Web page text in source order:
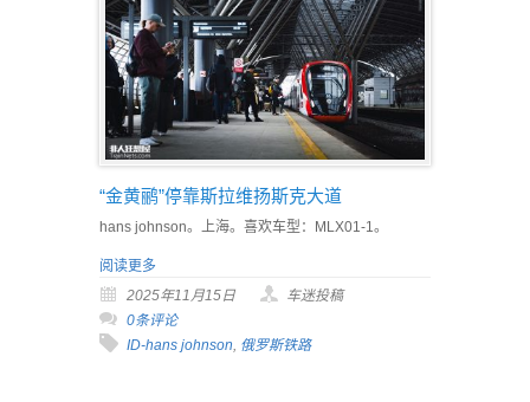
“金黄鹂”停靠斯拉维扬斯克大道
hans johnson。上海。喜欢车型：MLX01-1。
阅读更多
2025年11月15日
车迷投稿
0条评论
ID-hans johnson 俄罗斯铁路